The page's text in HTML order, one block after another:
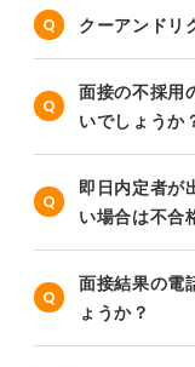
クーアンドリ
面接の不採用
いでしょうか
即日内定者が
い場合は不合
面接結果の電
ょうか？